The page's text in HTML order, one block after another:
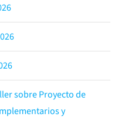
sobre Proyecto de
y